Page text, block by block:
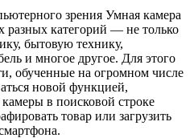
зрения Умная камера
разных категорий — не только
бытовую технику,
и многое другое. Для этого
обученные на огромном числе
новой функцией,
в поисковой строке
товар или загрузить